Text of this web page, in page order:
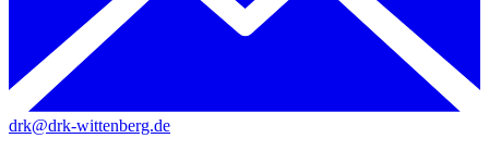
drk@drk-wittenberg.de